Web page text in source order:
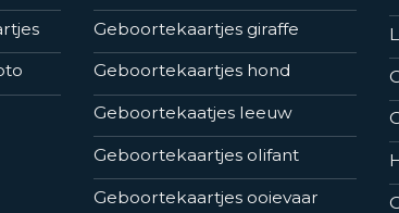
Geboortekaartjes giraffe
Geboortekaartjes hond
Geboortekaatjes leeuw
Geboortekaartjes olifant
Geboortekaartjes ooievaar